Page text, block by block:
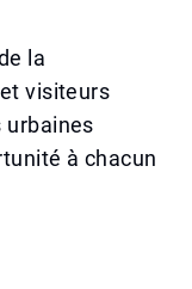
la
visiteurs
urbaines
à chacun